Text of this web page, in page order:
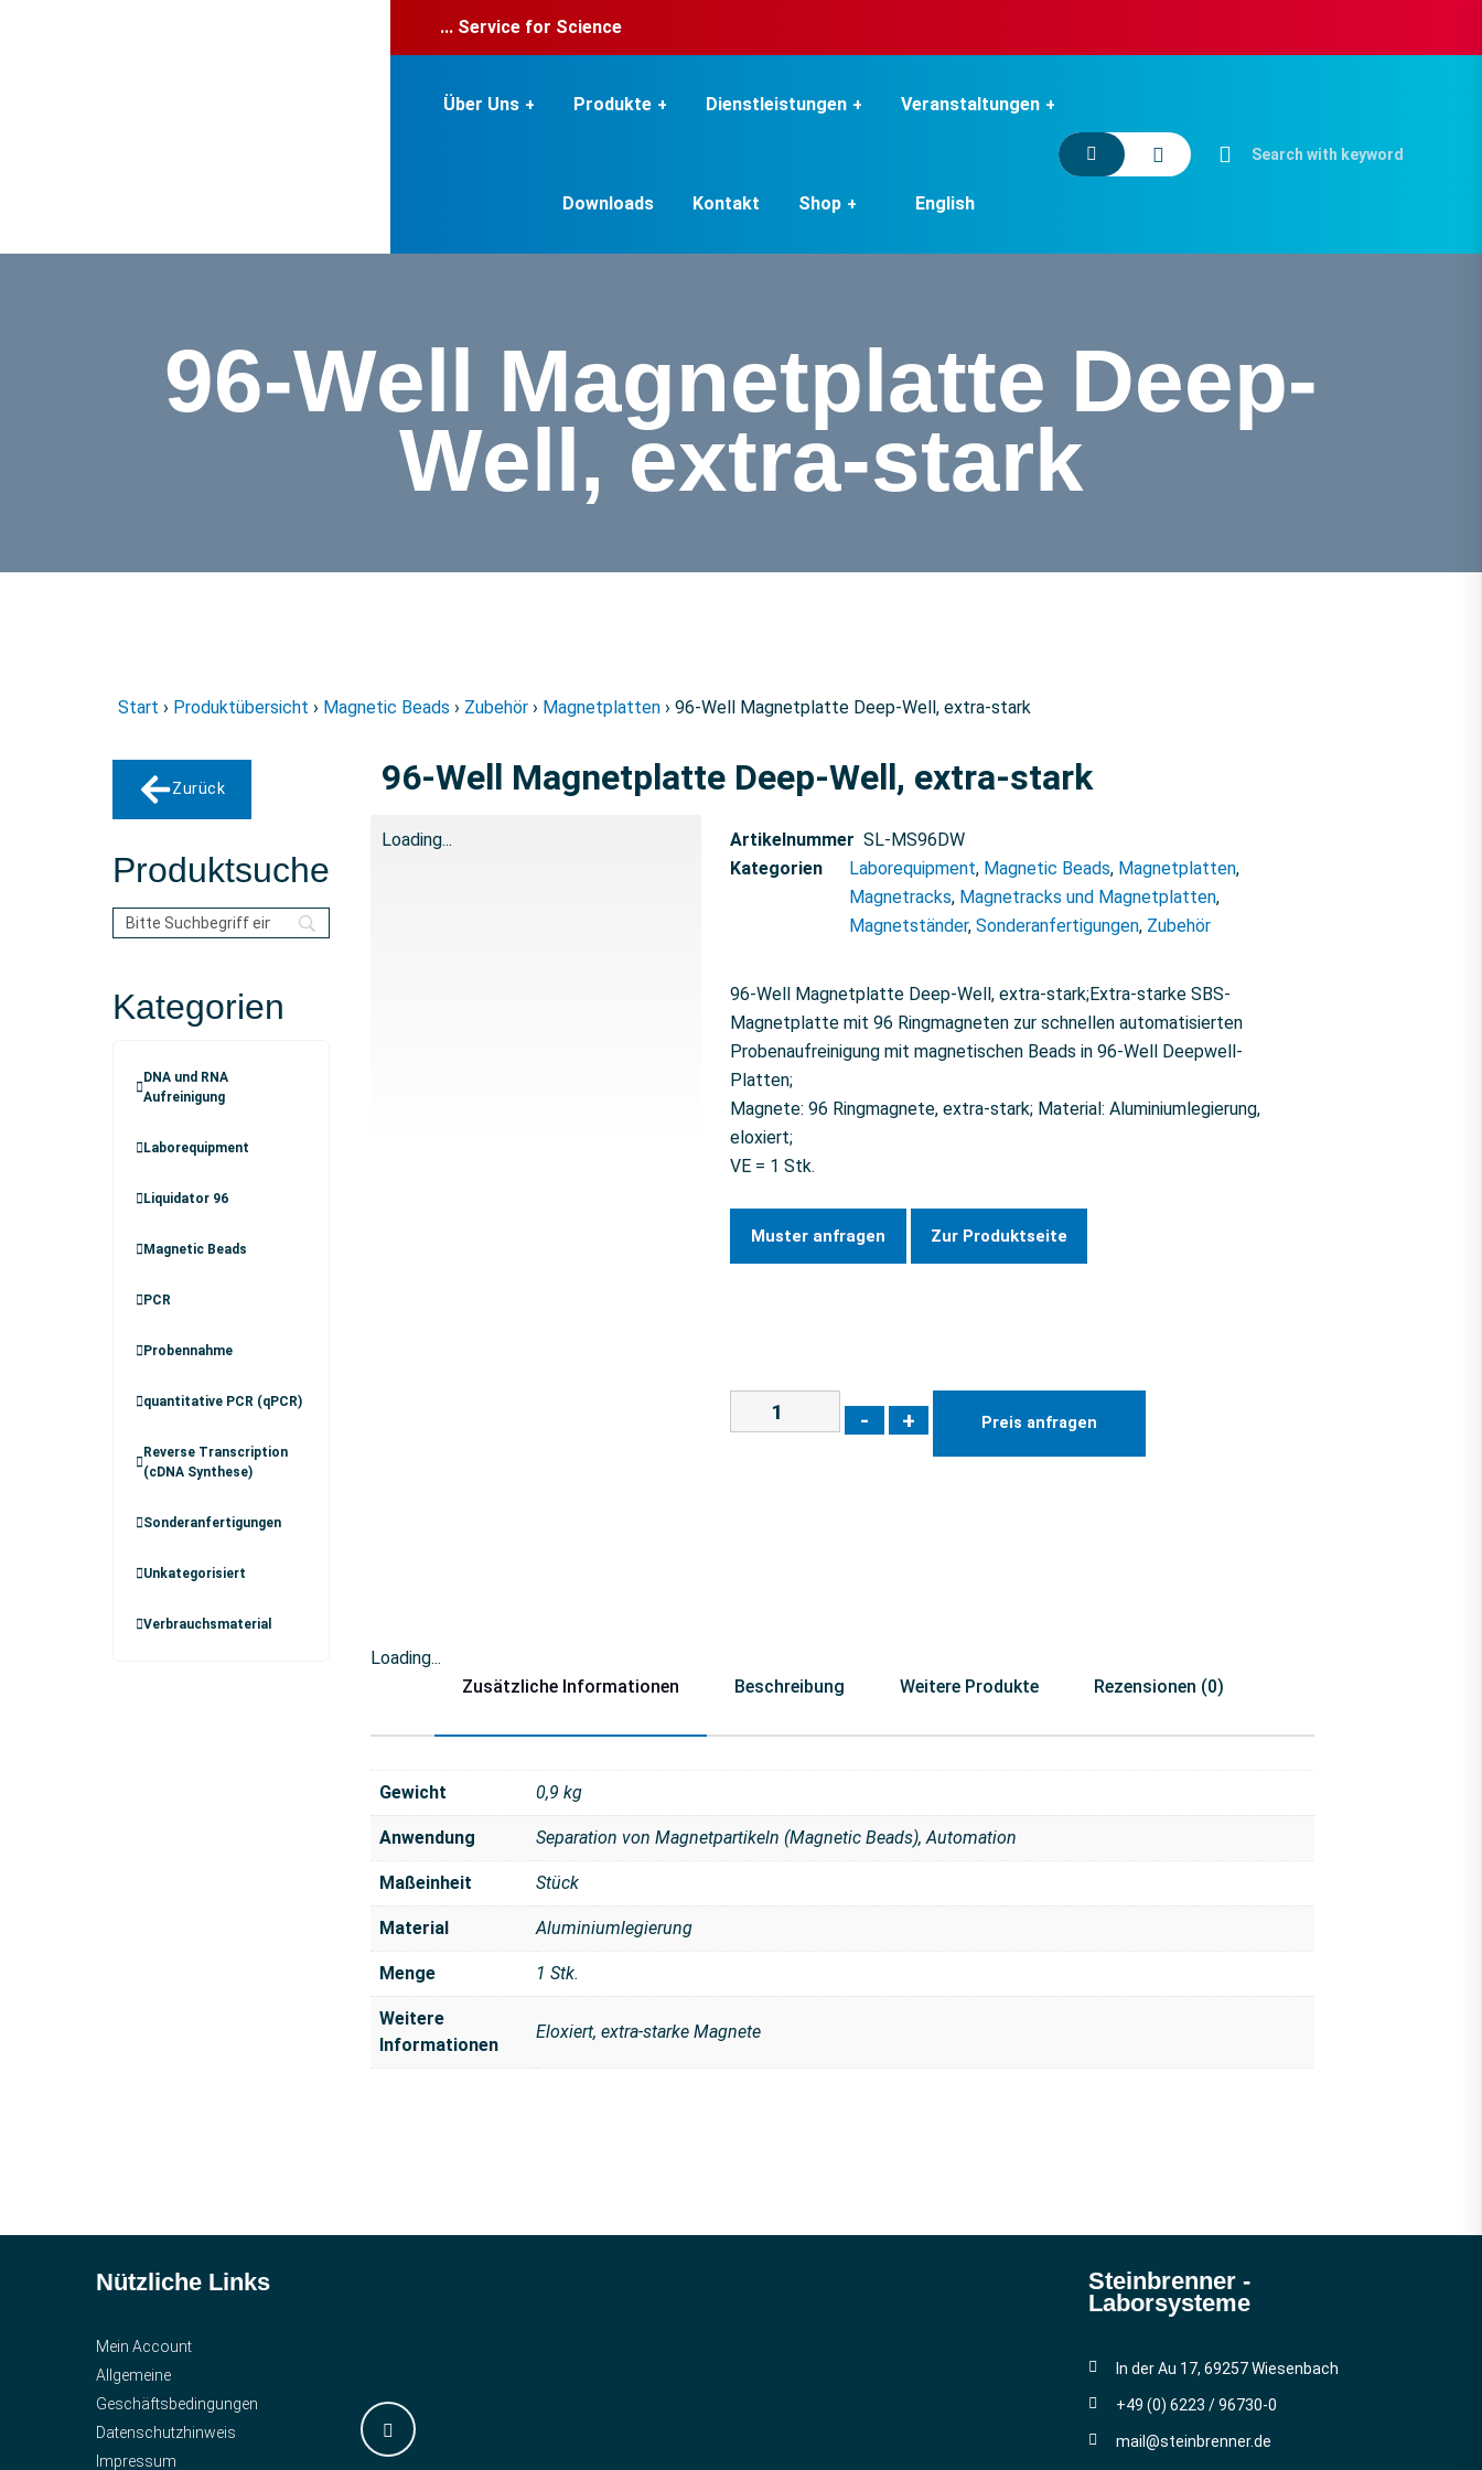
... Service for Science
Über Uns Produkte Dienstleistungen Veranstaltungen
Downloads Kontakt Shop English
96-Well Magnetplatte Deep-
Well, extra-stark
Start › Produktübersicht › Magnetic Beads › Zubehör › Magnetplatten › 96-Well Magnetplatte Deep-Well, extra-stark
Zurück
Produktsuche
Kategorien
DNA und RNA
Aufreinigung
Laborequipment
Liquidator 96
Magnetic Beads
PCR
Probennahme
quantitative PCR (qPCR)
Reverse Transcription
(cDNA Synthese)
Sonderanfertigungen
Unkategorisiert
Verbrauchsmaterial
96-Well Magnetplatte Deep-Well, extra-stark
Loading... Artikelnummer SL-MS96DW
Kategorien
Laborequipment, Magnetic Beads, Magnetplatten,
Magnetracks, Magnetracks und Magnetplatten,
Magnetständer, Sonderanfertigungen, Zubehör
96-Well Magnetplatte Deep-Well, extra-stark;Extra-starke SBS-
Magnetplatte mit 96 Ringmagneten zur schnellen automatisierten
Probenaufreinigung mit magnetischen Beads in 96-Well Deepwell-
Platten;
Magnete: 96 Ringmagnete, extra-stark; Material: Aluminiumlegierung,
eloxiert;
VE = 1 Stk.
Muster anfragen Zur Produktseite
- + Preis anfragen
Loading...
Zusätzliche Informationen
Beschreibung Weitere Produkte Rezensionen (0)
Gewicht 0,9 kg
Anwendung Separation von Magnetpartikeln (Magnetic Beads), Automation
Maßeinheit Stück
Material Aluminiumlegierung
Menge 1 Stk.
Weitere
Informationen
Eloxiert, extra-starke Magnete
Nützliche Links
Mein Account
Allgemeine
Geschäftsbedingungen
Datenschutzhinweis
Impressum
Steinbrenner ­
Laborsysteme
In der Au 17, 69257 Wiesenbach
+49 (0) 6223 / 96730-0
mail@steinbrenner.de